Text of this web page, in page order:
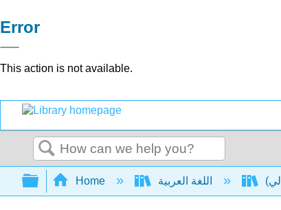
Error
This action is not available.
Search
Expand/collapse global hierarchy
Home